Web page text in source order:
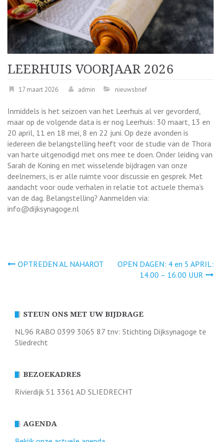
LEERHUIS VOORJAAR 2026
17 maart 2026 admin nieuwsbrief
Inmiddels is het seizoen van het Leerhuis al ver gevorderd,
maar op de volgende data is er nog Leerhuis: 30 maart, 13 en
20 april, 11 en 18 mei, 8 en 22 juni. Op deze avonden is
iedereen die belangstelling heeft voor de studie van de Thora
van harte uitgenodigd met ons mee te doen. Onder leiding van
Sarah de Koning en met wisselende bijdragen van onze
deelnemers, is er alle ruimte voor discussie en gesprek. Met
aandacht voor oude verhalen in relatie tot actuele thema’s
van de dag. Belangstelling? Aanmelden via:
info@dijksynagoge.nl
Bericht
OPTREDEN AL NAHAROT
OPEN DAGEN: 4 en 5 APRIL:
14.00 – 16.00 UUR
STEUN ONS MET UW BIJDRAGE
NL96 RABO 0399 3065 87 tnv: Stichting Dijksynagoge te
Sliedrecht
BEZOEKADRES
Rivierdijk 51 3361 AD SLIEDRECHT
AGENDA